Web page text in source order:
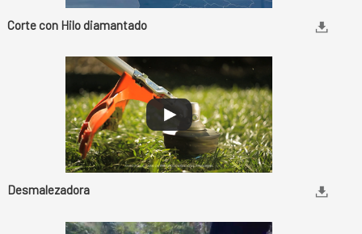
Corte con Hilo diamantado
Desmalezadora